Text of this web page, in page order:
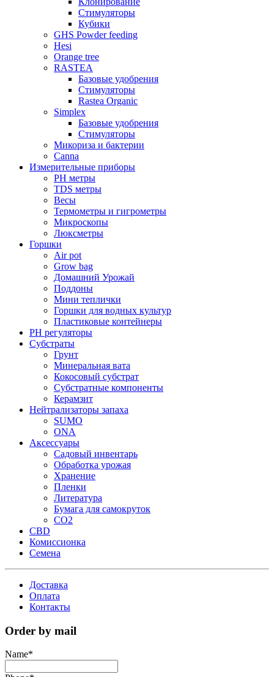
Стимуляторы
Кубики
GHS Powder feeding
Hesi
Orange tree
RASTEA
Базовые удобрения
Стимуляторы
Rastea Organic
Simplex
Базовые удобрения
Стимуляторы
Микориза и бактерии
Canna
Измерительные приборы
PH метры
TDS метры
Весы
Термометры и гигрометры
Микроскопы
Люксметры
Горшки
Air pot
Grow bag
Домашний Урожай
Поддоны
Мини теплички
Горшки для водных культур
Пластиковые контейнеры
PH регуляторы
Субстраты
Грунт
Минеральная вата
Кокосовый субстрат
Субстратные компоненты
Керамзит
Нейтрализаторы запаха
SUMO
ONA
Аксессуары
Садовый инвентарь
Обработка урожая
Хранение
Пленки
Литература
Бумага для самокруток
CO2
CBD
Комисcионка
Семена
Доставка
Оплата
Контакты
Order by mail
Name*